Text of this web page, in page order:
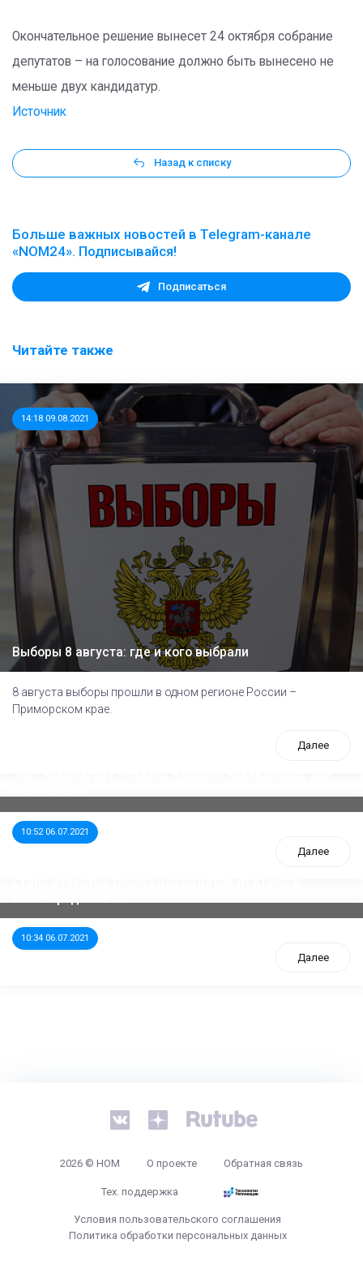
Окончательное решение вынесет 24 октября собрание
депутатов – на голосование должно быть вынесено не
меньше двух кандидатур.
Источник
Назад к списку
Больше важных новостей в Telegram-канале
«NOM24». Подписывайся!
Подписаться
Читайте также
14:18 09.08.2021
Выборы 8 августа: где и кого выбрали
8 августа выборы прошли в одном регионе России –
Приморском крае.
Далее
10:52 06.07.2021
Далее
10:34 06.07.2021
Далее
2026 © НОМ О проекте Обратная связь
Тех. поддержка
Условия пользовательского соглашения
Политика обработки персональных данных